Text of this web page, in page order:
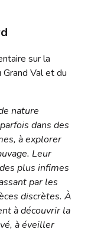
d'activités
sur la
Val et du
nature
dans des
à explorer
Leur
plus infimes
par les
discrètes. À
à découvrir la
à éveiller